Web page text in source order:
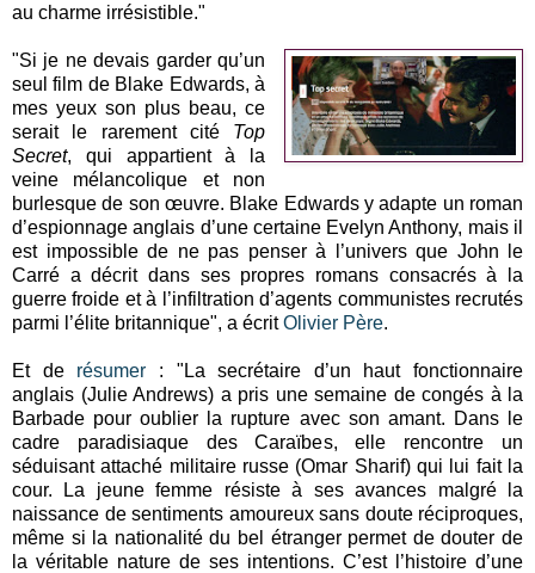
au charme irrésistible."
"Si je ne devais garder qu’un
seul film de Blake Edwards, à
mes yeux son plus beau, ce
serait le rarement cité Top
Secret, qui appartient à la
veine mélancolique et non
burlesque de son œuvre. Blake Edwards y adapte un roman
d’espionnage anglais d’une certaine Evelyn Anthony, mais il
est impossible de ne pas penser à l’univers que John le
Carré a décrit dans ses propres romans consacrés à la
guerre froide et à l’infiltration d’agents communistes recrutés
parmi l’élite britannique", a écritOlivier Père.
Et de résumer : "La secrétaire d’un haut fonctionnaire
anglais (Julie Andrews) a pris une semaine de congés à la
Barbade pour oublier la rupture avec son amant. Dans le
cadre paradisiaque des Caraïbes, elle rencontre un
séduisant attaché militaire russe (Omar Sharif) qui lui fait la
cour. La jeune femme résiste à ses avances malgré la
naissance de sentiments amoureux sans doute réciproques,
même si la nationalité du bel étranger permet de douter de
la véritable nature de ses intentions. C’est l’histoire d’une